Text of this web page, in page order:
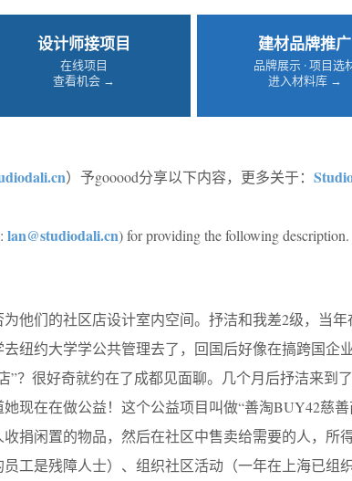
设计师接项目
在线项目
查看机会 →
建材品牌推广
品牌展示 · 项目选
进入材料库 →
）予gooood分享以下内容，更多关于：
lan@studiodali.cn) for providing the following description.
他们的社区店设计室内空间。抒洁和我差2级，当年
纽约大学学公共管理去了，回国后好像在搞跨国企
”？很好奇就约在了成都见面聊。几个月后抒洁来到
现在在做公益！这个公益项目叫做“善淘BUY42慈善
捐闲置的物品，然后在社区中售卖给需要的人，所
工是残障人士）、组织社区活动（一年在上海已组